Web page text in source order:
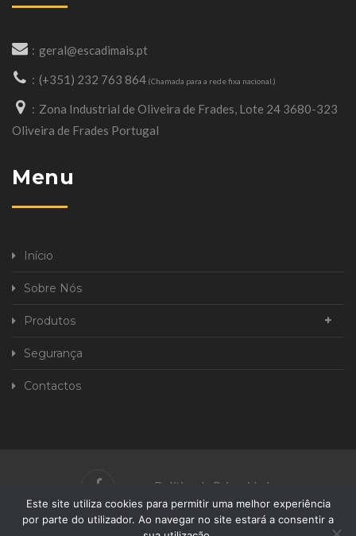
geral@escadimais.pt
(+351) 232 763 864 (Chamada para a rede fixa nacional.)
Zona Industrial de Oliveira de Frades, Lote 24 3680-323
Oliveira de Frades Portugal
Menu
Início
Sobre Nós
Produtos
Segurança
Contactos
Política de Privacidade
Livro de Reclamações
Este site utiliza cookies para permitir uma melhor experiência
por parte do utilizador. Ao navegar no site estará a consentir a